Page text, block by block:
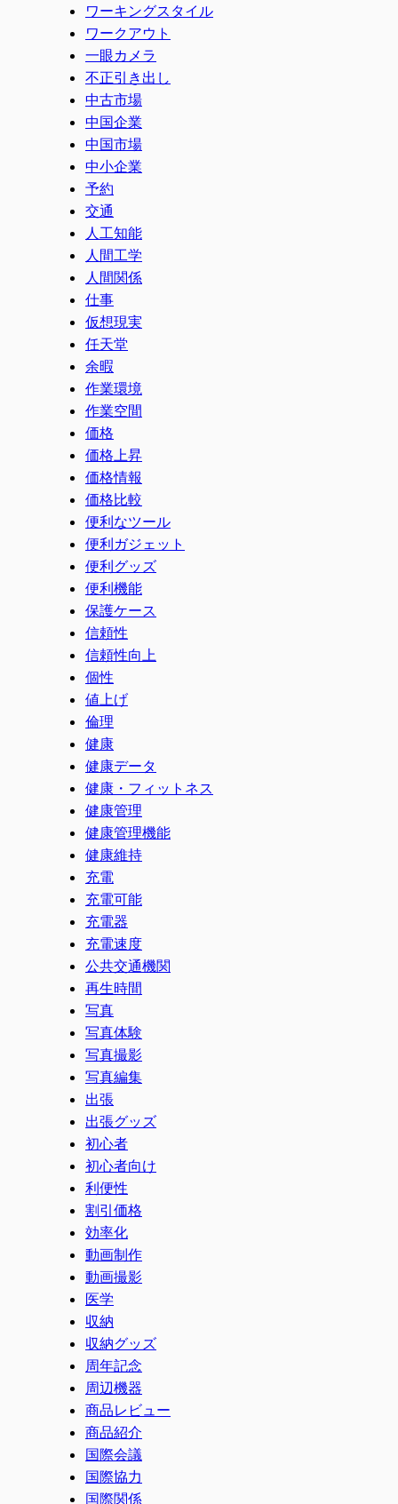
ワーキングスタイル
ワークアウト
一眼カメラ
不正引き出し
中古市場
中国企業
中国市場
中小企業
予約
交通
人工知能
人間工学
人間関係
仕事
仮想現実
任天堂
余暇
作業環境
作業空間
価格
価格上昇
価格情報
価格比較
便利なツール
便利ガジェット
便利グッズ
便利機能
保護ケース
信頼性
信頼性向上
個性
値上げ
倫理
健康
健康データ
健康・フィットネス
健康管理
健康管理機能
健康維持
充電
充電可能
充電器
充電速度
公共交通機関
再生時間
写真
写真体験
写真撮影
写真編集
出張
出張グッズ
初心者
初心者向け
利便性
割引価格
効率化
動画制作
動画撮影
医学
収納
収納グッズ
周年記念
周辺機器
商品レビュー
商品紹介
国際会議
国際協力
国際関係